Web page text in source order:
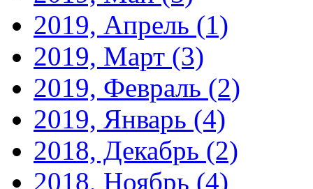
2019, Апрель (1)
2019, Март (3)
2019, Февраль (2)
2019, Январь (4)
2018, Декабрь (2)
2018, Ноябрь (4)